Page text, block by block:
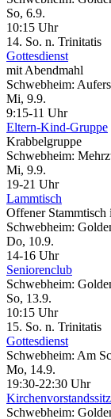
So, 6.9.
10:15 Uhr
14. So. n. Trinitatis
Gottesdienst
mit Abendmahl
Schwebheim:
Mi, 9.9.
9:15-11 Uhr
Eltern-Kind-Gruppe
Krabbelgruppe
Schwebheim:
Mi, 9.9.
19-21 Uhr
Lammtisch
Offener
Schwebheim:
Do, 10.9.
14-16 Uhr
Seniorenclub
Schwebheim:
So, 13.9.
10:15 Uhr
15. So. n. Trinitatis
Gottesdienst
Schwebheim: Am
Mo, 14.9.
19:30-22:30 Uhr
Schwebheim: